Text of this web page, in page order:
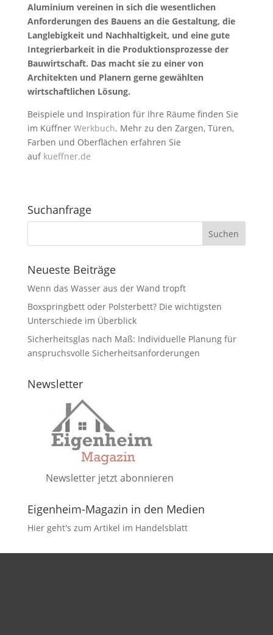
Aluminium vereinen in sich die wesentlichen
Anforderungen des Bauens an die Gestaltung, die
Langlebigkeit und Nachhaltigkeit, und eine gute
Integrierbarkeit in die Produktionsprozesse der
Bauwirtschaft. Das macht sie zu einer von
Architekten und Planern gerne gewählten
wirtschaftlichen Lösung.
Beispiele und Inspiration für Ihre Räume finden Sie
im Küffner Werkbuch. Mehr zu den Zargen, Türen,
Farben und Oberflächen erfahren Sie
auf kueffner.de
Suchanfrage
Neueste Beiträge
Wenn das Wasser aus der Wand tropft
Boxspringbett oder Polsterbett? Die wichtigsten
Unterschiede im Überblick
Sicherheitsglas nach Maß: Individuelle Planung für
anspruchsvolle Sicherheitsanforderungen
Newsletter
Newsletter jetzt abonnieren
Eigenheim-Magazin in den Medien
Hier geht's zum Artikel im Handelsblatt
DATENSCHUTZ